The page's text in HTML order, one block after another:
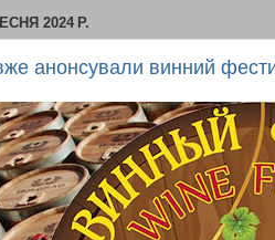
2024 Р.
анонсували винний